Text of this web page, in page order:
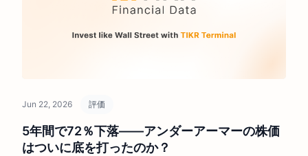
Jun 22, 2026 評価
5年間で72％下落――アンダーアーマーの株価
はついに底を打ったのか？